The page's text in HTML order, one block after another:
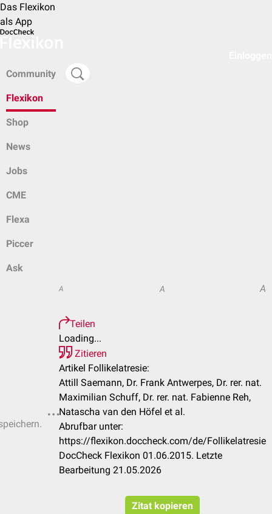
Das Flexikon
als App
Community
Flexikon
Shop
News
Jobs
CME
Flexa
Piccer
Ask
A A A
Teilen
Loading...
Zitieren
Artikel Follikelatresie:
Attill Saemann, Dr. Frank Antwerpes, Dr. rer. nat.
Maximilian Schuff, Dr. rer. nat. Fabienne Reh,
Natascha van den Höfel et al.
Abrufbar unter:
https://flexikon.doccheck.com/de/Follikelatresie
DocCheck Flexikon 01.06.2015. Letzte
Bearbeitung 21.05.2026
Zitat kopieren